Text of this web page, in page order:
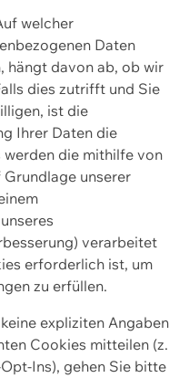
welcher
Daten
hängt davon ab, ob wir
dies zutrifft und Sie
ist die
Ihrer Daten die
die mithilfe von
unserer
verarbeitet
erforderlich ist, um
zu erfüllen.
expliziten Angaben
Cookies mitteilen (z.
Ins), gehen Sie bitte